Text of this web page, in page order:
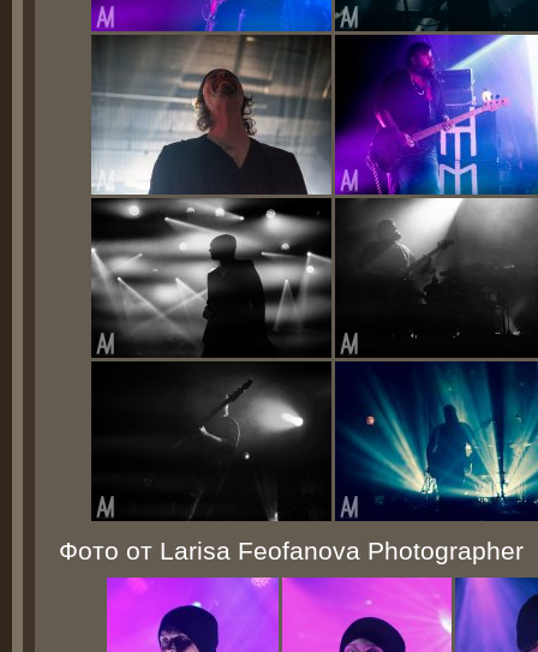
Фото от Larisa Feofanova Photographer